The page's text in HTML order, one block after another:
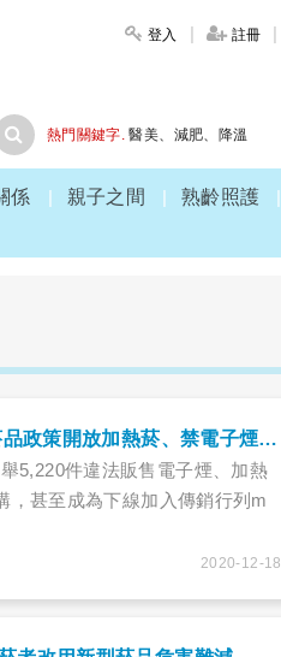
登入 註冊
熱門關鍵字. 醫美、 減肥、 降溫
係 親子之間 熟齡照護
年逾5000件新型菸品違規販售申訴，新型菸品政策開放加熱菸、禁電子煙等同「變相全開」！
5,220件違法販售電子煙、加熱
，甚至成為下線加入傳銷行列m
2020-12-18